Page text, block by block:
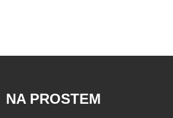
NA PROSTEM